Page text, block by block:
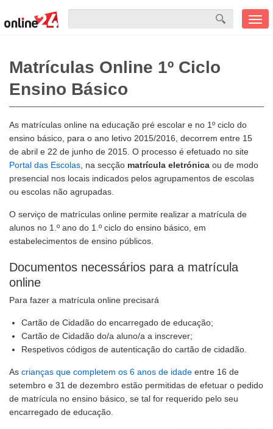
Matrículas Online 1º Ciclo
Ensino Básico
As matrículas online na educação pré escolar e no 1º ciclo do
ensino básico, para o ano letivo 2015/2016, decorrem entre 15
de abril e 22 de junho de 2015. O processo é efetuado no site
Portal das Escolas , na secção matrícula eletrónica ou de modo
presencial nos locais indicados pelos agrupamentos de escolas
ou escolas não agrupadas.
O serviço de matrículas online permite realizar a matrícula de
alunos no 1.º ano do 1.º ciclo do ensino básico, em
estabelecimentos de ensino públicos.
Documentos necessários para a matrícula
online
Para fazer a matrícula online precisará
Cartão de Cidadão do encarregado de educação;
Cartão de Cidadão do/a aluno/a a inscrever;
Respetivos códigos de autenticação do cartão de cidadão.
As crianças que completem os 6 anos de idade entre 16 de
setembro e 31 de dezembro estão permitidas de efetuar o pedido
de matrícula no ensino básico, se tal for requerido pelo seu
encarregado de educação.